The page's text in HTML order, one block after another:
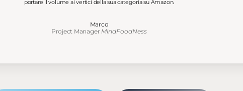
portare il volume ai vertici della sua categoria su Amazon.
Marco
Project Manager MindFoodNess